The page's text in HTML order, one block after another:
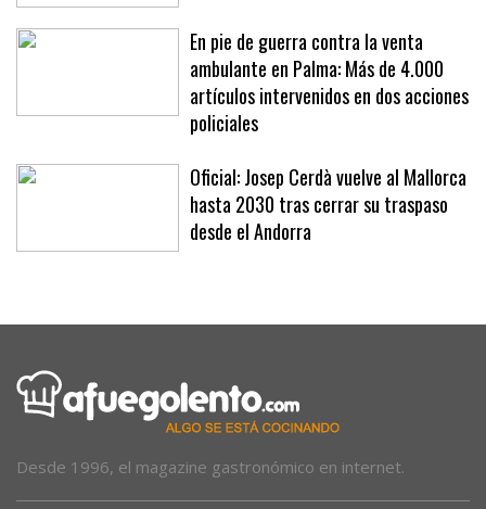
coches robados de alta gama
En pie de guerra contra la venta
ambulante en Palma: Más de 4.000
artículos intervenidos en dos acciones
policiales
Oficial: Josep Cerdà vuelve al Mallorca
hasta 2030 tras cerrar su traspaso